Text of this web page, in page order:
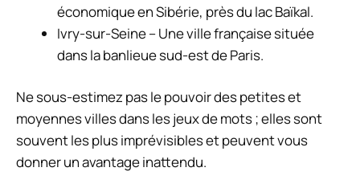
économique en Sibérie, près du lac Baïkal.
Ivry-sur-Seine – Une ville française située
dans la banlieue sud-est de Paris.
Ne sous-estimez pas le pouvoir des petites et
moyennes villes dans les jeux de mots ; elles sont
souvent les plus imprévisibles et peuvent vous
donner un avantage inattendu.